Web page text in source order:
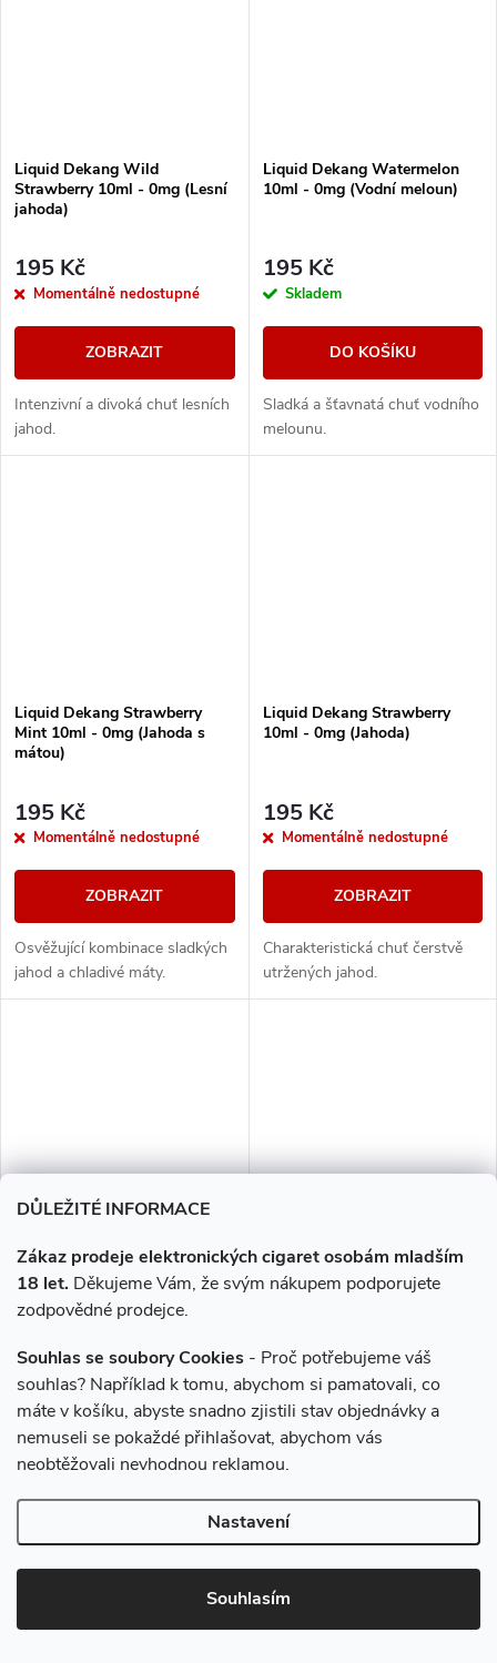
DŮLEŽITÉ INFORMACE
Zákaz prodeje elektronických cigaret osobám mladším
18 let. Děkujeme Vám, že svým nákupem podporujete
zodpovědné prodejce.
Souhlas se soubory Cookies - Proč potřebujeme váš
souhlas? Například k tomu, abychom si pamatovali, co
máte v košíku, abyste snadno zjistili stav objednávky a
nemuseli se pokaždé přihlašovat, abychom vás
neobtěžovali nevhodnou reklamou.
Nastavení
Souhlasím
Liquid Dekang Wild
Strawberry 10ml - 0mg (Lesní
jahoda)
195 Kč
Momentálně nedostupné
ZOBRAZIT
Intenzivní a divoká chuť lesních
jahod.
Liquid Dekang Watermelon
10ml - 0mg (Vodní meloun)
195 Kč
Skladem
DO KOŠÍKU
Sladká a šťavnatá chuť vodního
melounu.
Liquid Dekang Strawberry
Mint 10ml - 0mg (Jahoda s
mátou)
195 Kč
Momentálně nedostupné
ZOBRAZIT
Osvěžující kombinace sladkých
jahod a chladivé máty.
Liquid Dekang Strawberry
10ml - 0mg (Jahoda)
195 Kč
Momentálně nedostupné
ZOBRAZIT
Charakteristická chuť čerstvě
utržených jahod.
Liquid Dekang Raspberry
10ml - 0mg (Malina)
195 Kč
Momentálně nedostupné
ZOBRAZIT
Liquid Dekang Pineapple 10ml
- 0mg (Ananas)
195 Kč
Skladem
DO KOŠÍKU
čerstvého ananasu.